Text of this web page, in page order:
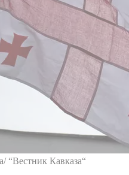
“Вестник Кавказа“